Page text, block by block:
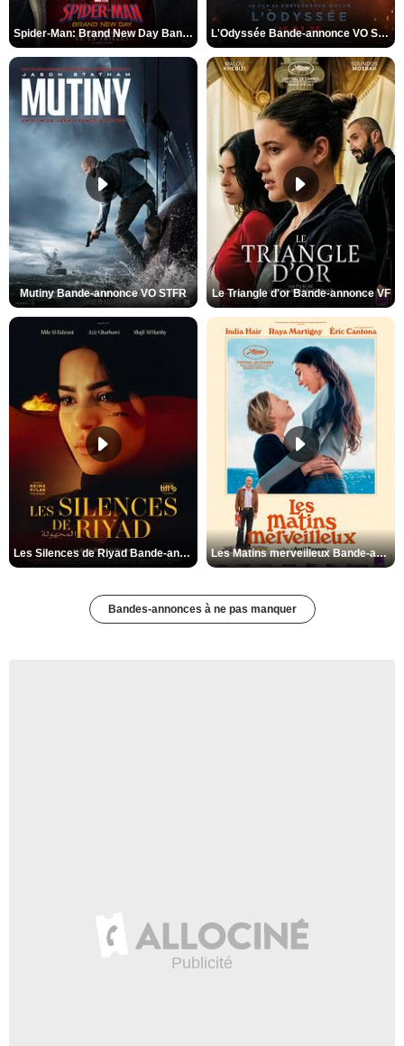
Spider-Man: Brand New Day Bande-annonce VO STFR L'Odyssée Bande-annonce VO STFR
Mutiny Bande-annonce VO STFR Le Triangle d'or Bande-annonce VF
Les Silences de Riyad Bande-annonce VO STFR Les Matins merveilleux Bande-annonce VF
Bandes-annonces à ne pas manquer